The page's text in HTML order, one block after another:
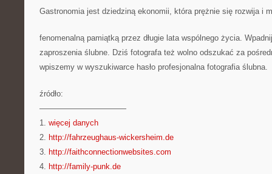
Gastronomia jest dziedziną ekonomii, która prężnie się rozwija i
fenomenalną pamiątką przez długie lata wspólnego życia.
zaproszenia ślubne. Dziś fotografa też wolno odszukać za
wpiszemy w wyszukiwarce hasło profesjonalna fotografia ślubna.
źródło:
———————————
1. więcej danych
2. http://fahrzeughaus-wickersheim.de
3. http://faithconnectionwebsites.com
4. http://family-punk.de